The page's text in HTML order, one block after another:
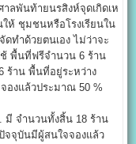
ลพันท้ายนรสิงห์จุดเกิดเห
ห้ ชุมชนหรือโรงเรียนใน
ทำด้วยตนเอง ไม่ว่าจะ
พื้นที่ฟรีจำนวน 6 ร้าน
ร้าน พื้นที่อยู่ระหว่าง
องแล้วประมาณ 50 %
มี จำนวนทั้งสิ้น 18 ร้าน
จจุบันมีผู้สนใจจองแล้ว